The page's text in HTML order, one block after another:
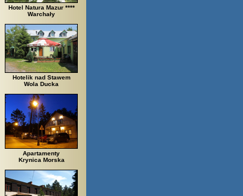
Hotel Natura Mazur ****
Warchały
Hotelik nad Stawem
Wola Ducka
Apartamenty
Krynica Morska